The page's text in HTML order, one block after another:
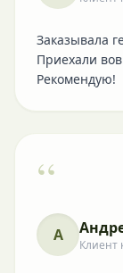
Заказывала
Приехали
Рекомендую!
“
А
Клиент